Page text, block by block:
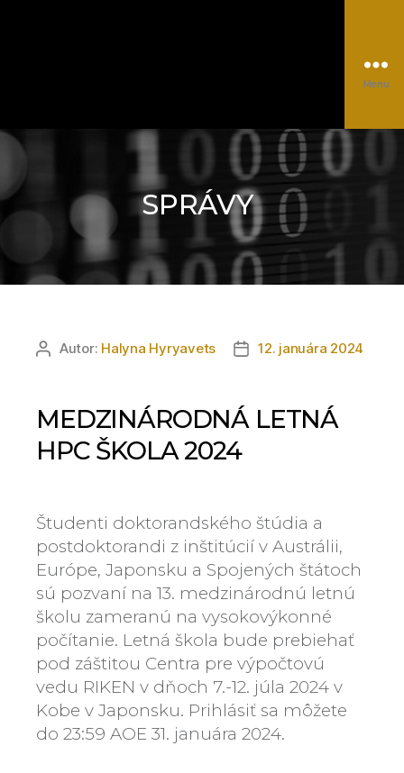
Menu
Kategórie
AutorAutor: Halyna Hyryavets
Dátum
12. januára 2024
MEDZINÁRODNÁ LETNÁ
HPC ŠKOLA 2024
Študenti doktorandského štúdia a
postdoktorandi z inštitúcií v Austrálii,
Európe, Japonsku a Spojených štátoch
sú pozvaní na 13. medzinárodnú letnú
školu zameranú na vysokovýkonné
počítanie. Letná škola bude prebiehať
pod záštitou Centra pre výpočtovú
vedu RIKEN v dňoch 7.-12. júla 2024 v
Kobe v Japonsku. Prihlásiť sa môžete
do 23:59 AOE 31. januára 2024.